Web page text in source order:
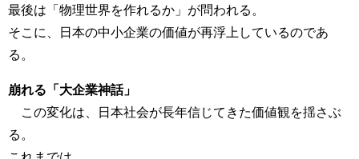
最後は「物理世界を作れるか」が問われる。
そこに、日本の中小企業の価値が再浮上しているのであ
る。
崩れる「大企業神話」
この変化は、日本社会が長年信じてきた価値観を揺さぶ
る。